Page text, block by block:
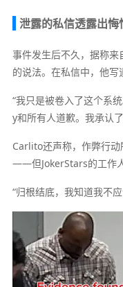
泄露的私信透露出悔
事件发生后不久，据称
的说法。在私信中，他写
“我只是被卷入了这个系
y和所有人道歉。我承认
Carlito还声称，作弊行
——但JokerStars的工作
“归根结底，我知道我不